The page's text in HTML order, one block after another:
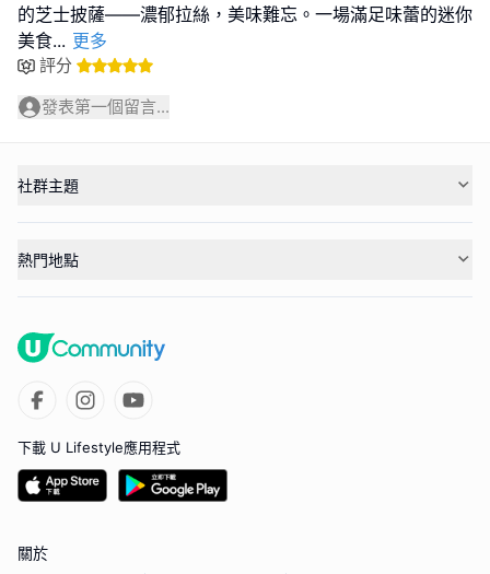
的芝士披薩——濃郁拉絲，美味難忘。一場滿足味蕾的迷你
美食... 更多
評分
發表第一個留言...
社群主題
熱門地點
下載 U Lifestyle應用程式
關於